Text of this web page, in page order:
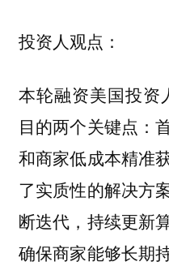
投资人观点：
本轮融资美国投资
目的两个关键点：
和商家低成本精准
了实质性的解决方
断迭代，持续更新
确保商家能够长期